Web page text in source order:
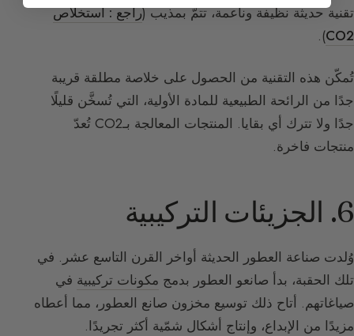
تقنية حديثة نظيفة وناعمة، تتمّ بمذيب (راجع : استخلاص
CO2
).
تُمكّن هذه التقنية من الحصول على خلاصة مطلقة قريبة
جدًا من الرائحة الطبيعية للمادة الأولية، التي تُسخَّن قليلًا
جدًا ولا تترك أي بقايا. المنتجات المعالجة بـCO2 تُعدّ
منتجات فاخرة.
6. الجزيئات التركيبية
وُلدت صناعة العطور الحديثة أواخر القرن التاسع عشر. في
تلك الحقبة، بدأ صانعو العطور بدمج مكونات تركيبية في
صياغاتهم. أتاح ذلك توسيع مخزون صانع العطور، مما أعطاه
مزيدًا من الإبداع، وإنتاج أشكال شمّية أكثر تجريدًا.